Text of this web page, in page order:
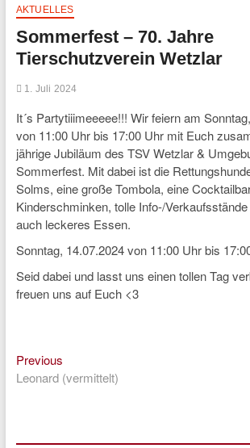
AKTUELLES
Sommerfest – 70. Jahre
Tierschutzverein Wetzlar
1. Juli 2024
It´s Partytiiimeeeee!!! Wir feiern am
von 11:00 Uhr bis 17:00 Uhr mit Euch
jährige Jubiläum des TSV Wetzlar &
Sommerfest. Mit dabei ist die
Solms, eine große Tombola, eine
Kinderschminken, tolle Info-/
auch leckeres Essen.
Sonntag, 14.07.2024 von 11:00 Uhr bis
Seid dabei und lasst uns einen tollen Tag
freuen uns auf Euch <3
Beitragsnavigation
PreviousPrevious
post:
Leonard (vermittelt)